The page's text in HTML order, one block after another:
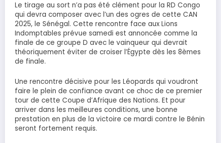
Le tirage au sort n’a pas été clément pour la RD Congo
qui devra composer avec l’un des ogres de cette CAN
2025, le Sénégal. Cette rencontre face aux Lions
Indomptables prévue samedi est annoncée comme la
finale de ce groupe D avec le vainqueur qui devrait
théoriquement éviter de croiser l’Égypte dès les 8èmes
de finale.
Une rencontre décisive pour les Léopards qui voudront
faire le plein de confiance avant ce choc de ce premier
tour de cette Coupe d’Afrique des Nations. Et pour
arriver dans les meilleures conditions, une bonne
prestation en plus de la victoire ce mardi contre le Bénin
seront fortement requis.